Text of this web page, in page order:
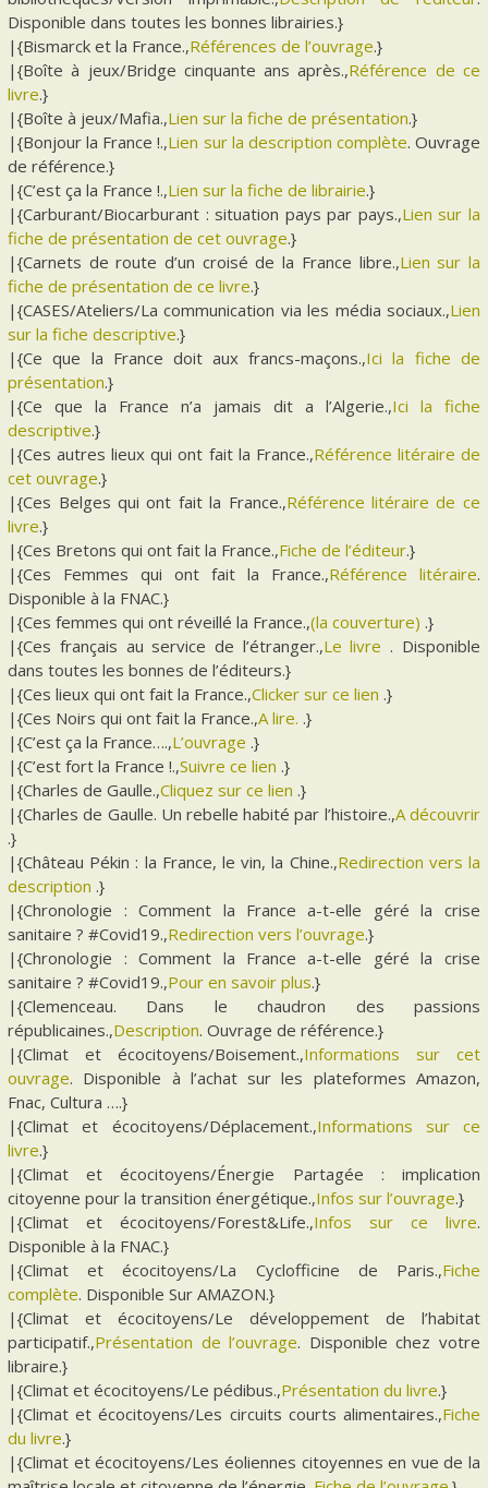
Disponible dans toutes les bonnes librairies.}
|{Bismarck et la France.,Références de l’ouvrage.}
|{Boîte à jeux/Bridge cinquante ans après.,Référence de ce
livre.}
|{Boîte à jeux/Mafia.,Lien sur la fiche de présentation.}
|{Bonjour la France !.,Lien sur la description complète. Ouvrage
de référence.}
|{C’est ça la France !.,Lien sur la fiche de librairie.}
|{Carburant/Biocarburant : situation pays par pays.,Lien sur la
fiche de présentation de cet ouvrage.}
|{Carnets de route d’un croisé de la France libre.,Lien sur la
fiche de présentation de ce livre.}
|{CASES/Ateliers/La communication via les média sociaux.,Lien
sur la fiche descriptive.}
|{Ce que la France doit aux francs-maçons.,Ici la fiche de
présentation.}
|{Ce que la France n’a jamais dit a l’Algerie.,Ici la fiche
descriptive.}
|{Ces autres lieux qui ont fait la France.,Référence litéraire de
cet ouvrage.}
|{Ces Belges qui ont fait la France.,Référence litéraire de ce
livre.}
|{Ces Bretons qui ont fait la France.,Fiche de l’éditeur.}
|{Ces Femmes qui ont fait la France.,Référence litéraire.
Disponible à la FNAC.}
|{Ces femmes qui ont réveillé la France.,(la couverture) .}
|{Ces français au service de l’étranger.,Le livre . Disponible
dans toutes les bonnes de l’éditeurs.}
|{Ces lieux qui ont fait la France.,Clicker sur ce lien .}
|{Ces Noirs qui ont fait la France.,A lire. .}
|{C’est ça la France….,L’ouvrage .}
|{C’est fort la France !.,Suivre ce lien .}
|{Charles de Gaulle.,Cliquez sur ce lien .}
|{Charles de Gaulle. Un rebelle habité par l’histoire.,A découvrir
.}
|{Château Pékin : la France, le vin, la Chine.,Redirection vers la
description .}
|{Chronologie : Comment la France a-t-elle géré la crise
sanitaire ? #Covid19.,Redirection vers l’ouvrage.}
|{Chronologie : Comment la France a-t-elle géré la crise
sanitaire ? #Covid19.,Pour en savoir plus.}
|{Clemenceau. Dans le chaudron des passions
républicaines.,Description. Ouvrage de référence.}
|{Climat et écocitoyens/Boisement.,Informations sur cet
ouvrage. Disponible à l’achat sur les plateformes Amazon,
Fnac, Cultura ….}
|{Climat et écocitoyens/Déplacement.,Informations sur ce
livre.}
|{Climat et écocitoyens/Énergie Partagée : implication
citoyenne pour la transition énergétique.,Infos sur l’ouvrage.}
|{Climat et écocitoyens/Forest&Life.,Infos sur ce livre.
Disponible à la FNAC.}
|{Climat et écocitoyens/La Cyclofficine de Paris.,Fiche
complète. Disponible Sur AMAZON.}
|{Climat et écocitoyens/Le développement de l’habitat
participatif.,Présentation de l’ouvrage. Disponible chez votre
libraire.}
|{Climat et écocitoyens/Le pédibus.,Présentation du livre.}
|{Climat et écocitoyens/Les circuits courts alimentaires.,Fiche
du livre.}
|{Climat et écocitoyens/Les éoliennes citoyennes en vue de la